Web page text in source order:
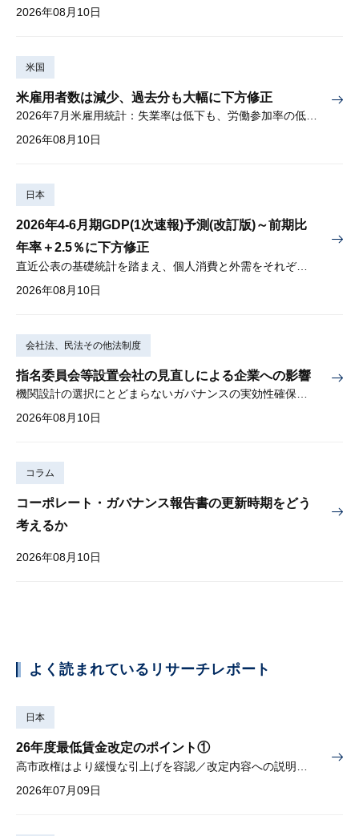
2026年08月10日
米国
米雇用者数は減少、過去分も大幅に下方修正
2026年7月米雇用統計：失業率は低下も、労働参加率の低下に懸念
2026年08月10日
日本
2026年4-6月期GDP(1次速報)予測(改訂版)～前期比
年率＋2.5％に下方修正
直近公表の基礎統計を踏まえ、個人消費と外需をそれぞれ下方修正
2026年08月10日
会社法、民法その他法制度
指名委員会等設置会社の見直しによる企業への影響
機関設計の選択にとどまらないガバナンスの実効性確保が重要
2026年08月10日
コラム
コーポレート・ガバナンス報告書の更新時期をどう
考えるか
2026年08月10日
よく読まれているリサーチレポート
日本
26年度最低賃金改定のポイント①
2026年07月09日